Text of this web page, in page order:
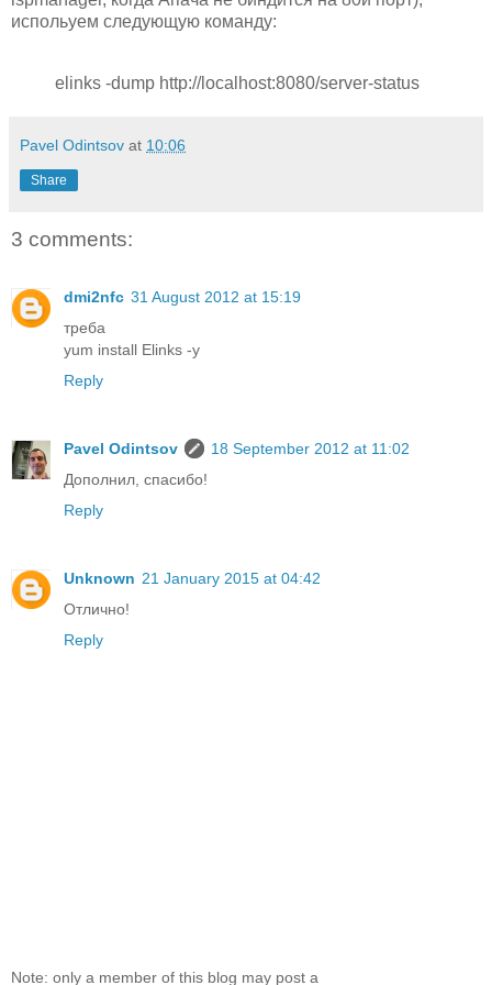
испольуем следующую команду:
elinks -dump http://localhost:8080/server-status
Pavel Odintsov at 10:06
Share
3 comments:
dmi2nfc 31 August 2012 at 15:19
треба
yum install Elinks -y
Reply
Pavel Odintsov
18 September 2012 at 11:02
Дополнил, спасибо!
Reply
Unknown 21 January 2015 at 04:42
Отлично!
Reply
Note: only a member of this blog may post a